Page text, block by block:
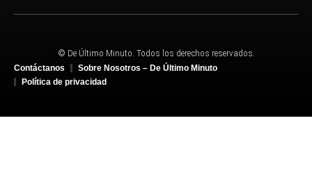
© De Último Minuto. Todos los derechos reservados.
Contáctanos
Sobre Nosotros – De Último Minuto
Política de privacidad